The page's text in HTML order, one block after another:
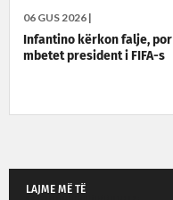
06 GUS 2026 |
Infantino kërkon falje, por
mbetet president i FIFA-s
LAJME MË TË